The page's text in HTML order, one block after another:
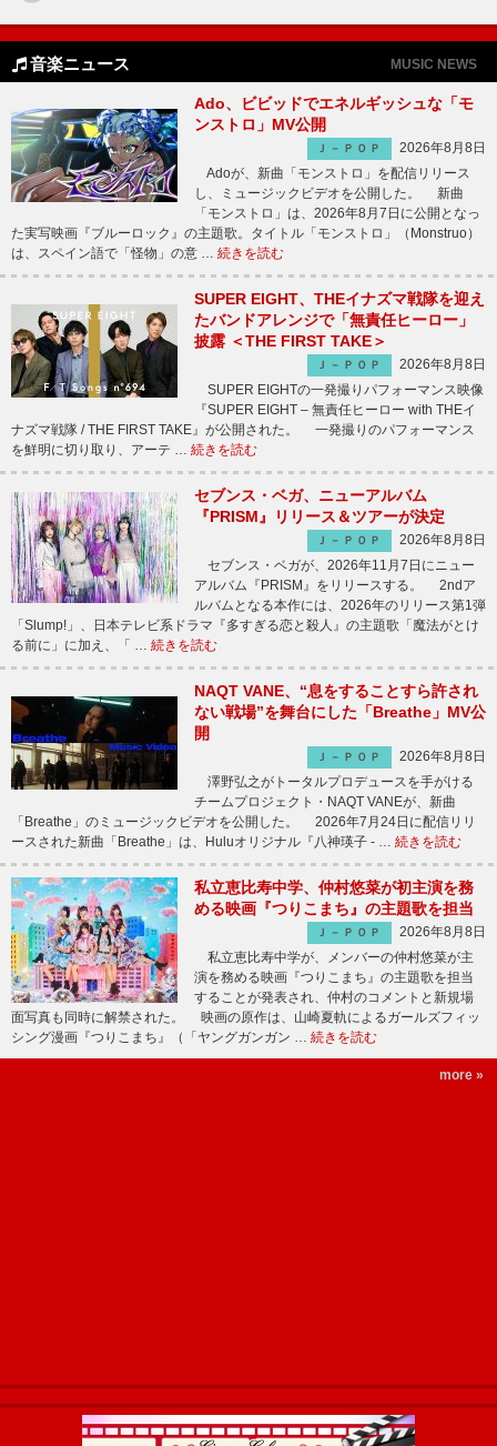
音楽ニュース MUSIC NEWS
Ado、ビビッドでエネルギッシュな「モ
ンストロ」MV公開
Ｊ－ＰＯＰ
2026年8月8日
Adoが、新曲「モンストロ」を配信リリース
し、ミュージックビデオを公開した。 新曲
「モンストロ」は、2026年8月7日に公開となっ
た実写映画『ブルーロック』の主題歌。タイトル「モンストロ」（Monstruo）
は、スペイン語で「怪物」の意 … 続きを読む
SUPER EIGHT、THEイナズマ戦隊を迎え
たバンドアレンジで「無責任ヒーロー」
披露 ＜THE FIRST TAKE＞
Ｊ－ＰＯＰ
2026年8月8日
SUPER EIGHTの一発撮りパフォーマンス映像
『SUPER EIGHT – 無責任ヒーロー with THEイ
ナズマ戦隊 / THE FIRST TAKE』が公開された。 一発撮りのパフォーマンス
を鮮明に切り取り、アーテ … 続きを読む
セブンス・ベガ、ニューアルバム
『PRISM』リリース＆ツアーが決定
Ｊ－ＰＯＰ
2026年8月8日
セブンス・ベガが、2026年11月7日にニュー
アルバム『PRISM』をリリースする。 2ndア
ルバムとなる本作には、2026年のリリース第1弾
「Slump!」、日本テレビ系ドラマ『多すぎる恋と殺人』の主題歌「魔法がとけ
る前に」に加え、「 … 続きを読む
NAQT VANE、“息をすることすら許され
ない戦場”を舞台にした「Breathe」MV公
開
Ｊ－ＰＯＰ
2026年8月8日
澤野弘之がトータルプロデュースを手がける
チームプロジェクト・NAQT VANEが、新曲
「Breathe」のミュージックビデオを公開した。 2026年7月24日に配信リリ
ースされた新曲「Breathe」は、Huluオリジナル『八神瑛子 - … 続きを読む
私立恵比寿中学、仲村悠菜が初主演を務
める映画『つりこまち』の主題歌を担当
Ｊ－ＰＯＰ
2026年8月8日
私立恵比寿中学が、メンバーの仲村悠菜が主
演を務める映画『つりこまち』の主題歌を担当
することが発表され、仲村のコメントと新規場
面写真も同時に解禁された。 映画の原作は、山崎夏軌によるガールズフィッ
シング漫画『つりこまち』（「ヤングガンガン … 続きを読む
more »